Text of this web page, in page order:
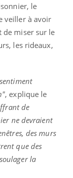
le
veiller à avoir
de miser sur le
les rideaux,
, explique le
de
ne devraient
des murs
que des
la